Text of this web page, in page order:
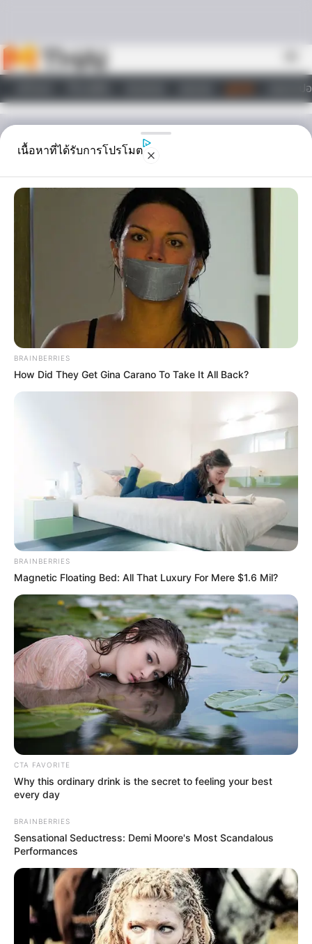
วอลเปเ
ไลฟ์สไตล์
ดูดวงรายวัน
ดวงรายวัน วันอังคาร ที่ 21
มีนาคม 2566
ดวงประจำวัน วันอังคาร ที่ 21 มีนาคม 2566
Home /ดูดวงรายวัน / ดวงรายวัน วันอังคาร ที่ 21 มีนาคม 2566
ดูดวงรายวัน|
แบ่งปัน
ดูดวงรายวัน
ดวงประจำวัน วันอังคาร ที่ 21 มีนาคม
2566
คนวันอาทิตย์
ไพ่ประจำวันของท่านในวันนี้ ไพ่รุ่งเรือง
วันนี้ถือเป็นอีกหนึ่งวันดีดี ท่านจะพบแต่ความโชคดี
โอกาสมาถึงท่านแล้ว การงานเกิดการเปลี่ยนแปลง
ด้านความโสดจะพบรักต่างศาสนา
คนวันจันทร์
ไพ่ประจำวันของท่านในวันนี้ คือ ไพ่การสื่อสาร
เนื้อหาที่ได้รับการโปรโมต
BRAINBERRIES
How Did They Get Gina Carano To Take It All Back?
BRAINBERRIES
Magnetic Floating Bed: All That Luxury For Mere $1.6 Mil?
CTA FAVORITE
Why this ordinary drink is the secret to feeling your best
every day
BRAINBERRIES
Sensational Seductress: Demi Moore's Most Scandalous
Performances